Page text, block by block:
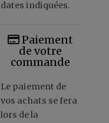
dates indiquées.
Paiement
de votre
commande
Le paiement de
vos achats se fera
lors de la